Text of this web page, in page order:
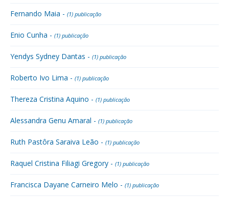
Fernando Maia - (1) publicação
Enio Cunha - (1) publicação
Yendys Sydney Dantas - (1) publicação
Roberto Ivo Lima - (1) publicação
Thereza Cristina Aquino - (1) publicação
Alessandra Genu Amaral - (1) publicação
Ruth Pastôra Saraiva Leão - (1) publicação
Raquel Cristina Filiagi Gregory - (1) publicação
Francisca Dayane Carneiro Melo - (1) publicação